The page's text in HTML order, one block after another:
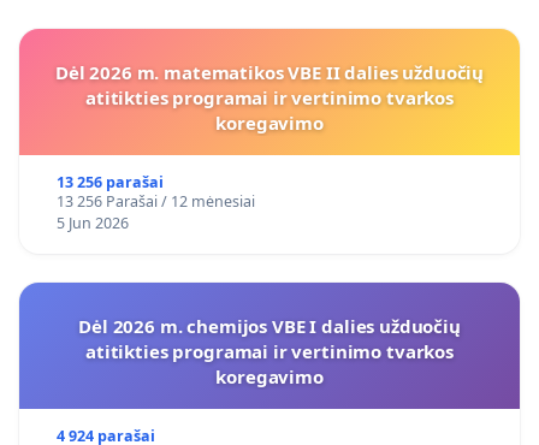
Dėl 2026 m. matematikos VBE II dalies užduočių
atitikties programai ir vertinimo tvarkos
koregavimo
13 256 parašai
13 256 Parašai / 12 mėnesiai
5 Jun 2026
Dėl 2026 m. chemijos VBE I dalies užduočių
atitikties programai ir vertinimo tvarkos
koregavimo
4 924 parašai